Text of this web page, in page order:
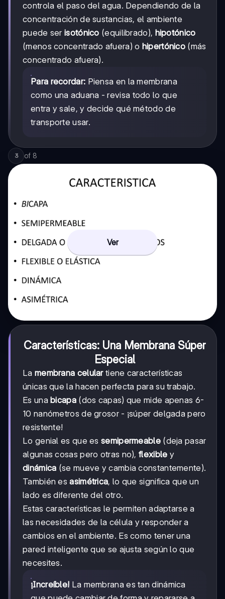
controla el paso del agua. Dependiendo de la
concentración de sustancias, el ambiente
puede serisotónico (equilibrado), hipotónico
(menos concentrado afuera) o hipertónico (más
concentrado afuera).
Para recordar: Piensa en la membrana
como una aduana - revisa todo lo que
entra y sale, y decide qué método de
transporte usar.
3 of 8
Ver
Características: Una Membrana Súper
Especial
La membrana celulartiene características
únicas que la hacen perfecta para su trabajo.
Es una bicapa(dos capas) que mide apenas 6-
10 nanómetros de grosor - ¡súper delgada pero
resistente!
Lo genial es que es semipermeable(deja pasar
algunas cosas pero otras no),flexible y
dinámica (se mueve y cambia constantemente).
También esasimétrica, lo que significa que un
lado es diferente del otro.
Estas características le permiten adaptarse a
las necesidades de la célula y responder a
cambios en el ambiente. Es como tener una
pared inteligente que se ajusta según lo que
necesites.
¡Increíble! La membrana es tan dinámica